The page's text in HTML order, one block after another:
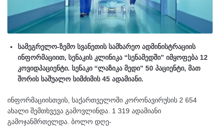
სამეგრელო-ზემო სვანეთის სამხარეო ადმინისტრაციის
ინფორმაციით, სენაკის კლინიკა “სენამედში” იმყოფება 12
კოვიდპაციენტი. სენაკი “ლაზიკა მედი” 50 პაციენტი, მათ
შორის საშუალო სიმძიმის 45 ადამიანი.
ინფორმაციისთვის, საქართველოში კორონავირუსის 2 654
ახალი შემთხვევა გამოვლინდა. 1 319 ადამიანი
გამოჯანმრთელდა. ბოლო დღე-